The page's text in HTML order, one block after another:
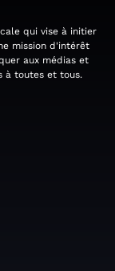
qui vise à initier
mission d'intérêt
aux médias et
à toutes et tous.